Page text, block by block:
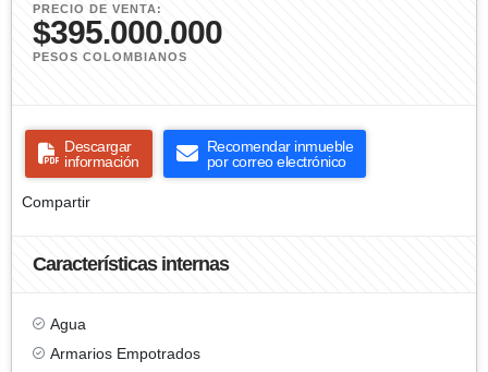
PRECIO DE VENTA:
$395.000.000
PESOS COLOMBIANOS
Descargar
información
Recomendar inmueble
por correo electrónico
Compartir
Características internas
Agua
Armarios Empotrados